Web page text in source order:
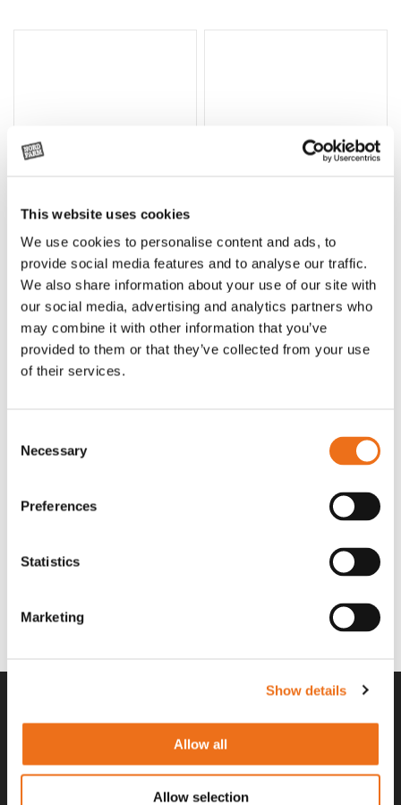
This website uses cookies
We use cookies to personalise content and ads, to
provide social media features and to analyse our traffic.
We also share information about your use of our site with
our social media, advertising and analytics partners who
may combine it with other information that you’ve
provided to them or that they’ve collected from your use
of their services.
Selection
Necessary
Preferences
Statistics
Marketing
Show details
Allow all
Allow selection
Lägg till i varukorg
Rotor, komplett med slagor
OR80013456G
(ex. moms)
Grön truckknapp
A00220
kr (ex. moms)
Lägg till i varukorg
Rotor teeth 8t/6k 7.5Gr/8 R6/14 Rotor teeth 8t/6k 0Gr/8 R6/14